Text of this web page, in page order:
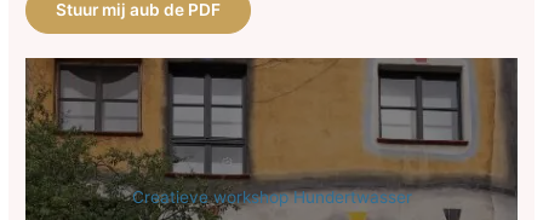
Stuur mij aub de PDF
Creatieve workshop Hundertwasser